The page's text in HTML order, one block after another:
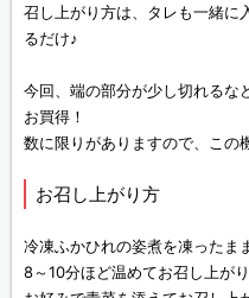
召し上がり方は、タレも一緒に
るだけ♪
今回、端の部分が少し切れるな
お買得！
数に限りがありますので、この
お召し上がり方
冷凍ふかひれの姿煮を凍ったま
8～10分ほど温めてお召し上がり